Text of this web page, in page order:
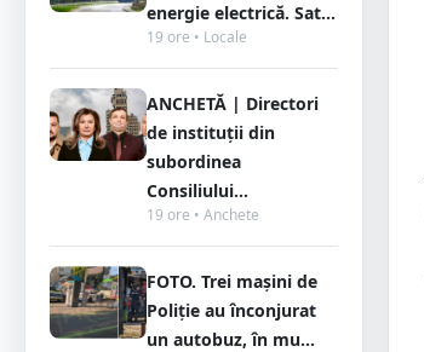
energie electrică. Sat...
19 ore • Locale
ANCHETĂ | Directori
de instituții din
subordinea
Consiliului...
19 ore • Anchete
FOTO. Trei mașini de
Poliție au înconjurat
un autobuz, în mu...